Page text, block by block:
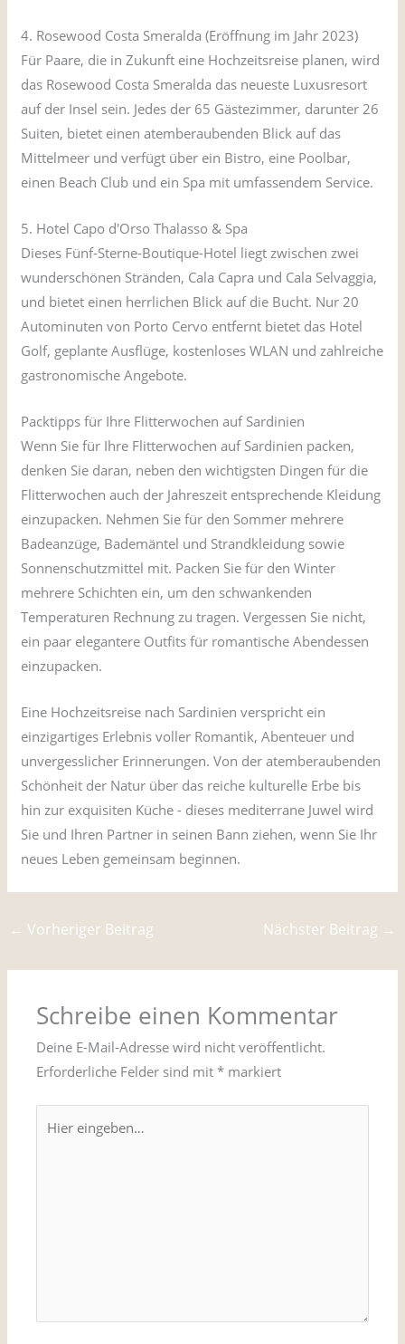
4. Rosewood Costa Smeralda (Eröffnung im Jahr 2023)
Für Paare, die in Zukunft eine Hochzeitsreise planen, wird
das Rosewood Costa Smeralda das neueste Luxusresort
auf der Insel sein. Jedes der 65 Gästezimmer, darunter 26
Suiten, bietet einen atemberaubenden Blick auf das
Mittelmeer und verfügt über ein Bistro, eine Poolbar,
einen Beach Club und ein Spa mit umfassendem Service.
5. Hotel Capo d'Orso Thalasso & Spa
Dieses Fünf-Sterne-Boutique-Hotel liegt zwischen zwei
wunderschönen Stränden, Cala Capra und Cala Selvaggia,
und bietet einen herrlichen Blick auf die Bucht. Nur 20
Autominuten von Porto Cervo entfernt bietet das Hotel
Golf, geplante Ausflüge, kostenloses WLAN und zahlreiche
gastronomische Angebote.
Packtipps für Ihre Flitterwochen auf Sardinien
Wenn Sie für Ihre Flitterwochen auf Sardinien packen,
denken Sie daran, neben den wichtigsten Dingen für die
Flitterwochen auch der Jahreszeit entsprechende Kleidung
einzupacken. Nehmen Sie für den Sommer mehrere
Badeanzüge, Bademäntel und Strandkleidung sowie
Sonnenschutzmittel mit. Packen Sie für den Winter
mehrere Schichten ein, um den schwankenden
Temperaturen Rechnung zu tragen. Vergessen Sie nicht,
ein paar elegantere Outfits für romantische Abendessen
einzupacken.
Eine Hochzeitsreise nach Sardinien verspricht ein
einzigartiges Erlebnis voller Romantik, Abenteuer und
unvergesslicher Erinnerungen. Von der atemberaubenden
Schönheit der Natur über das reiche kulturelle Erbe bis
hin zur exquisiten Küche - dieses mediterrane Juwel wird
Sie und Ihren Partner in seinen Bann ziehen, wenn Sie Ihr
neues Leben gemeinsam beginnen.
← Vorheriger Beitrag Nächster Beitrag →
Schreibe einen Kommentar
Deine E-Mail-Adresse wird nicht veröffentlicht.
Erforderliche Felder sind mit* markiert
eingeben…